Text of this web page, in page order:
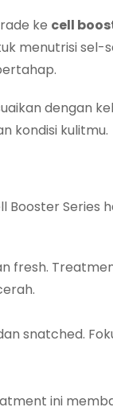
ke cell
menutrisi sel-
dengan
kondisi kulitmu.
Series
fresh.
snatched.
ini